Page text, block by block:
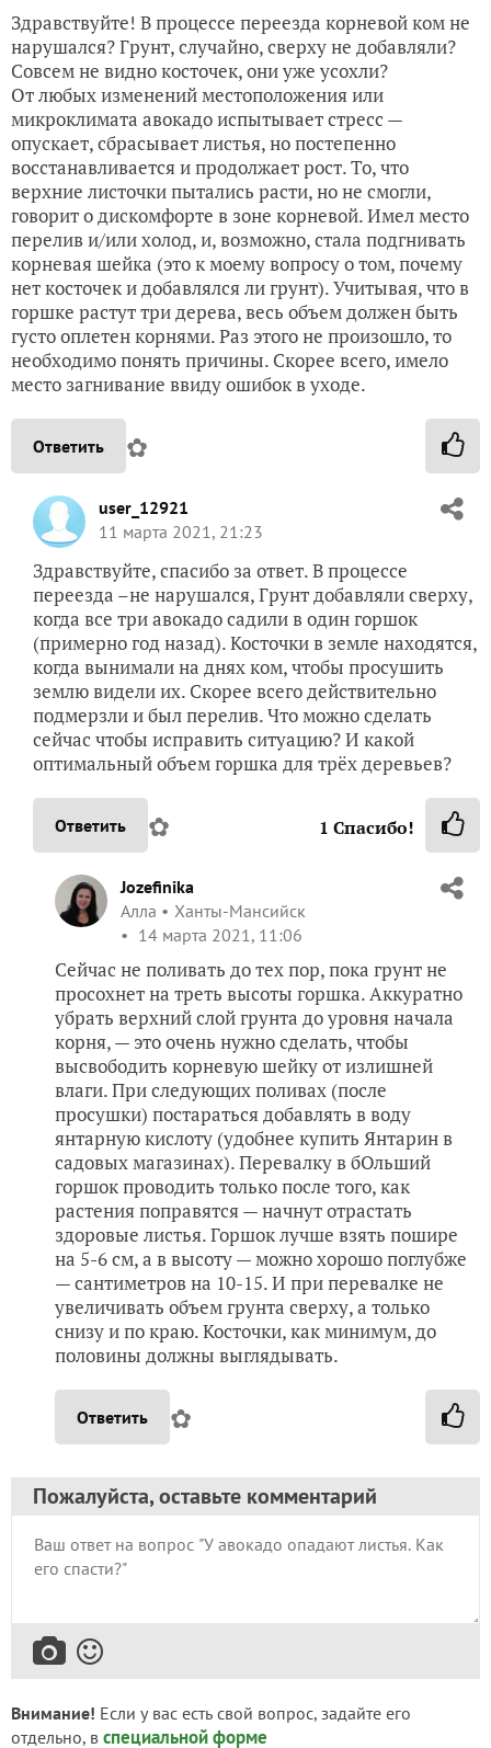
Здравствуйте! В процессе переезда корневой ком не
нарушался? Грунт, случайно, сверху не добавляли?
Совсем не видно косточек, они уже усохли?
От любых изменений местоположения или
микроклимата авокадо испытывает стресс —
опускает, сбрасывает листья, но постепенно
восстанавливается и продолжает рост. То, что
верхние листочки пытались расти, но не смогли,
говорит о дискомфорте в зоне корневой. Имел место
перелив и/или холод, и, возможно, стала подгнивать
корневая шейка (это к моему вопросу о том, почему
нет косточек и добавлялся ли грунт). Учитывая, что в
горшке растут три дерева, весь объем должен быть
густо оплетен корнями. Раз этого не произошло, то
необходимо понять причины. Скорее всего, имело
место загнивание ввиду ошибок в уходе.
Ответить ✿
user_12921
11 марта 2021, 21:23
Здравствуйте, спасибо за ответ. В процессе
переезда –не нарушался, Грунт добавляли сверху,
когда все три авокадо садили в один горшок
(примерно год назад). Косточки в земле находятся,
когда вынимали на днях ком, чтобы просушить
землю видели их. Скорее всего действительно
подмерзли и был перелив. Что можно сделать
сейчас чтобы исправить ситуацию? И какой
оптимальный объем горшка для трёх деревьев?
Ответить ✿ 1 Спасибо!
Jozefinika
Алла
Ханты-Мансийск
14 марта 2021, 11:06
Сейчас не поливать до тех пор, пока грунт не
просохнет на треть высоты горшка. Аккуратно
убрать верхний слой грунта до уровня начала
корня, — это очень нужно сделать, чтобы
высвободить корневую шейку от излишней
влаги. При следующих поливах (после
просушки) постараться добавлять в воду
янтарную кислоту (удобнее купить Янтарин в
садовых магазинах). Перевалку в бОльший
горшок проводить только после того, как
растения поправятся — начнут отрастать
здоровые листья. Горшок лучше взять пошире
на 5-6 см, а в высоту — можно хорошо поглубже
— сантиметров на 10-15. И при перевалке не
увеличивать объем грунта сверху, а только
снизу и по краю. Косточки, как минимум, до
половины должны выглядывать.
Ответить ✿
Пожалуйста, оставьте комментарий
Внимание! Если у вас есть свой вопрос, задайте его
отдельно, в специальной форме